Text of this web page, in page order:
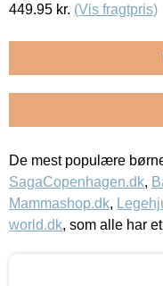
449.95 kr. (Vis fragtpris)
De mest populære
SagaCopenhagen.dk,
Mammashop.dk,
world.dk, som alle har